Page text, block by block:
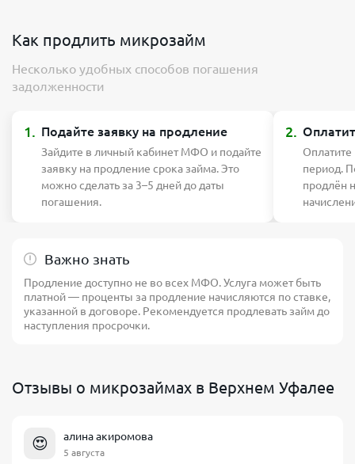
Как продлить микрозайм
Несколько удобных способов погашения
задолженности
1. Подайте заявку на продление
Зайдите в личный кабинет МФО и подайте
заявку на продление срока займа. Это
можно сделать за 3–5 дней до даты
погашения.
2.
период.
продлён
Важно знать
Продление доступно не во всех МФО. Услуга может быть
платной — проценты за продление начисляются по ставке,
указанной в договоре. Рекомендуется продлевать займ до
наступления просрочки.
Отзывы о микрозаймах в Верхнем Уфалее
😍 алина акиромова
5 августа